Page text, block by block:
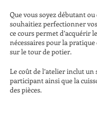
Que vous soyez débutant ou
souhaitiez perfectionner
ce cours permet d’acquérir
nécessaires pour la
sur le tour de potier.
Le coût de l’atelier inclut un
participant ainsi que la
des pièces.